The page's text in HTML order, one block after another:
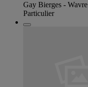
Gay Bierges - Wavre
Particulier